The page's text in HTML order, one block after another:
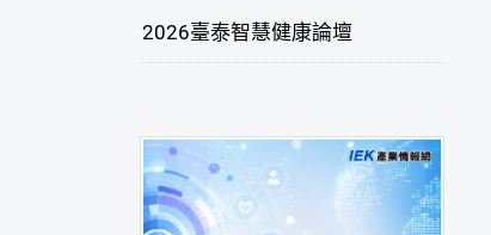
2026臺泰智慧健康論壇